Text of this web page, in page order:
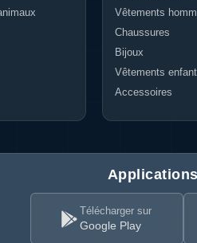
Vêtements
Chaussures
Bijoux
Vêtements
Accessoires
Télécharger sur
Google Play